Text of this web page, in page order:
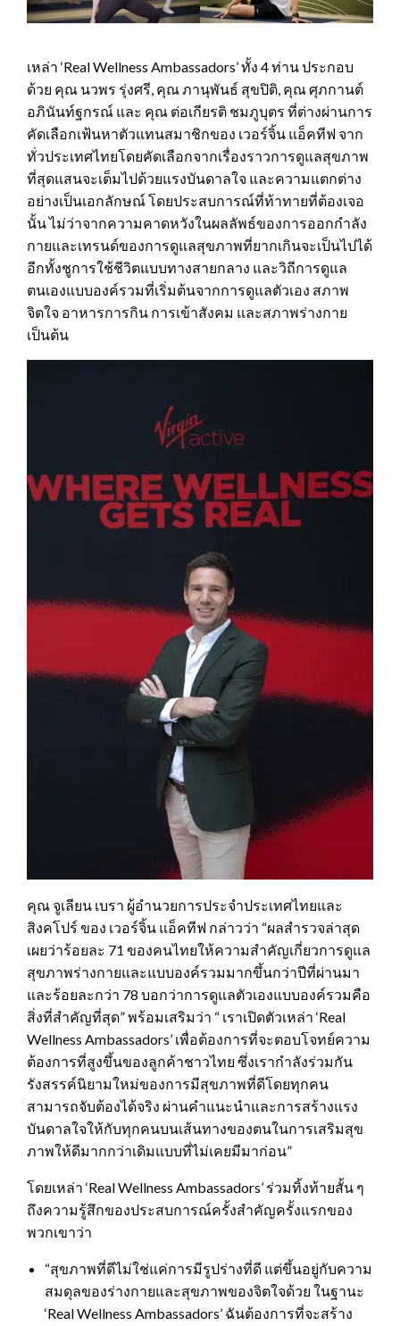
เหล่า ‘Real Wellness Ambassadors’ ทั้ง 4 ท่าน ประกอบ
ด้วย คุณ นวพร รุ่งศรี, คุณ ภานุพันธ์ สุขปิติ, คุณ ศุภกานต์
อภินันท์ฐกรณ์ และ คุณ ต่อเกียรติ ชมภูบุตร ที่ต่างผ่านการ
คัดเลือกเฟ้นหาตัวแทนสมาชิกของ เวอร์จิ้น แอ็คทีฟ จาก
ทั่วประเทศไทยโดยคัดเลือกจากเรื่องราวการดูแลสุขภาพ
ที่สุดแสนจะเต็มไปด้วยแรงบันดาลใจ และความแตกต่าง
อย่างเป็นเอกลักษณ์ โดยประสบการณ์ที่ท้าทายที่ต้องเจอ
นั้น ไม่ว่าจากความคาดหวังในผลลัพธ์ของการออกกำลัง
กายและเทรนด์ของการดูแลสุขภาพที่ยากเกินจะเป็นไปได้
อีกทั้งชูการใช้ชีวิตแบบทางสายกลาง และวิถีการดูแล
ตนเองแบบองค์รวมที่เริ่มต้นจากการดูแลตัวเอง สภาพ
จิตใจ อาหารการกิน การเข้าสังคม และสภาพร่างกาย
เป็นต้น
คุณ จูเลียน เบรา ผู้อำนวยการประจำประเทศไทยและ
สิงคโปร์ ของ เวอร์จิ้น แอ็คทีฟ กล่าวว่า “ผลสำรวจล่าสุด
เผยว่าร้อยละ 71 ของคนไทยให้ความสำคัญเกี่ยวการดูแล
สุขภาพร่างกายและแบบองค์รวมมากขึ้นกว่าปีที่ผ่านมา
และร้อยละกว่า 78 บอกว่าการดูแลตัวเองแบบองค์รวมคือ
สิ่งที่สำคัญที่สุด” พร้อมเสริมว่า “ เราเปิดตัวเหล่า ‘Real
Wellness Ambassadors’ เพื่อต้องการที่จะตอบโจทย์ความ
ต้องการที่สูงขึ้นของลูกค้าชาวไทย ซึ่งเรากำลังร่วมกัน
รังสรรค์นิยามใหม่ของการมีสุขภาพที่ดีโดยทุกคน
สามารถจับต้องได้จริง ผ่านคำแนะนำและการสร้างแรง
บันดาลใจให้กับทุกคนบนเส้นทางของตนในการเสริมสุข
ภาพให้ดีมากกว่าเดิมแบบที่ไม่เคยมีมาก่อน”
โดยเหล่า ‘Real Wellness Ambassadors’ ร่วมทิ้งท้ายสั้น ๆ
ถึงความรู้สึกของประสบการณ์ครั้งสำคัญครั้งแรกของ
พวกเขาว่า
“สุขภาพที่ดีไม่ใช่แค่การมีรูปร่างที่ดี แต่ขึ้นอยู่กับความ
สมดุลของร่างกายและสุขภาพของจิตใจด้วย ในฐานะ
‘Real Wellness Ambassadors’ ฉันต้องการที่จะสร้าง